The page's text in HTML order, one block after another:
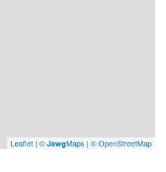
Leaflet | © JawgMaps | © OpenStreetMap